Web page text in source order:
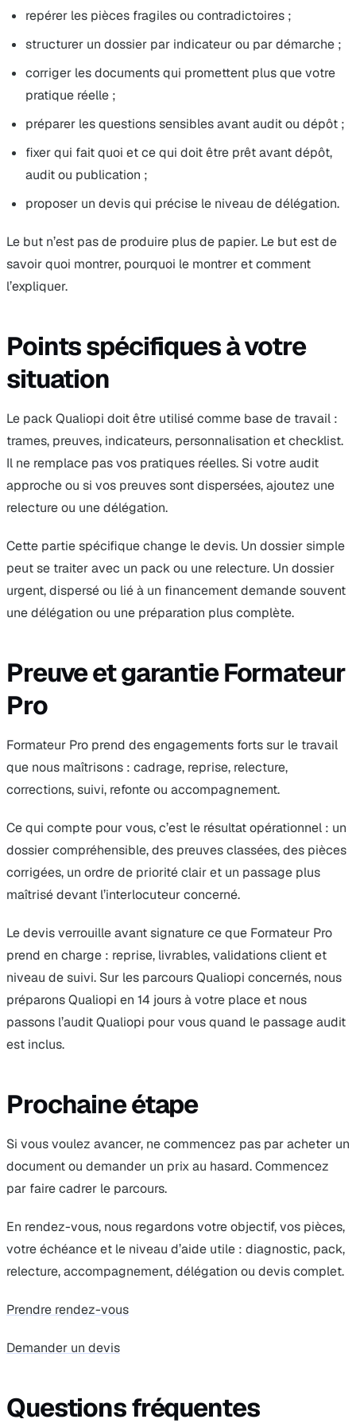
repérer les pièces fragiles ou contradictoires ;
structurer un dossier par indicateur ou par démarche ;
corriger les documents qui promettent plus que votre
pratique réelle ;
préparer les questions sensibles avant audit ou dépôt ;
fixer qui fait quoi et ce qui doit être prêt avant dépôt,
audit ou publication ;
proposer un devis qui précise le niveau de délégation.
Le but n’est pas de produire plus de papier. Le but est de
savoir quoi montrer, pourquoi le montrer et comment
l’expliquer.
Points spécifiques à votre
situation
Le pack Qualiopi doit être utilisé comme base de travail :
trames, preuves, indicateurs, personnalisation et checklist.
Il ne remplace pas vos pratiques réelles. Si votre audit
approche ou si vos preuves sont dispersées, ajoutez une
relecture ou une délégation.
Cette partie spécifique change le devis. Un dossier simple
peut se traiter avec un pack ou une relecture. Un dossier
urgent, dispersé ou lié à un financement demande souvent
une délégation ou une préparation plus complète.
Preuve et garantie Formateur
Pro
Formateur Pro prend des engagements forts sur le travail
que nous maîtrisons : cadrage, reprise, relecture,
corrections, suivi, refonte ou accompagnement.
Ce qui compte pour vous, c’est le résultat opérationnel : un
dossier compréhensible, des preuves classées, des pièces
corrigées, un ordre de priorité clair et un passage plus
maîtrisé devant l’interlocuteur concerné.
Le devis verrouille avant signature ce que Formateur Pro
prend en charge : reprise, livrables, validations client et
niveau de suivi. Sur les parcours Qualiopi concernés, nous
préparons Qualiopi en 14 jours à votre place et nous
passons l’audit Qualiopi pour vous quand le passage audit
est inclus.
Prochaine étape
Si vous voulez avancer, ne commencez pas par acheter un
document ou demander un prix au hasard. Commencez
par faire cadrer le parcours.
En rendez-vous, nous regardons votre objectif, vos pièces,
votre échéance et le niveau d’aide utile : diagnostic, pack,
relecture, accompagnement, délégation ou devis complet.
Prendre rendez-vous
Demander un devis
Questions fréquentes